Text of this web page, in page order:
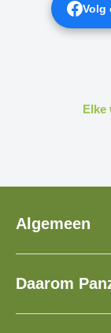
Volg
Elke
Algemeen
Veelgestelde
Daarom